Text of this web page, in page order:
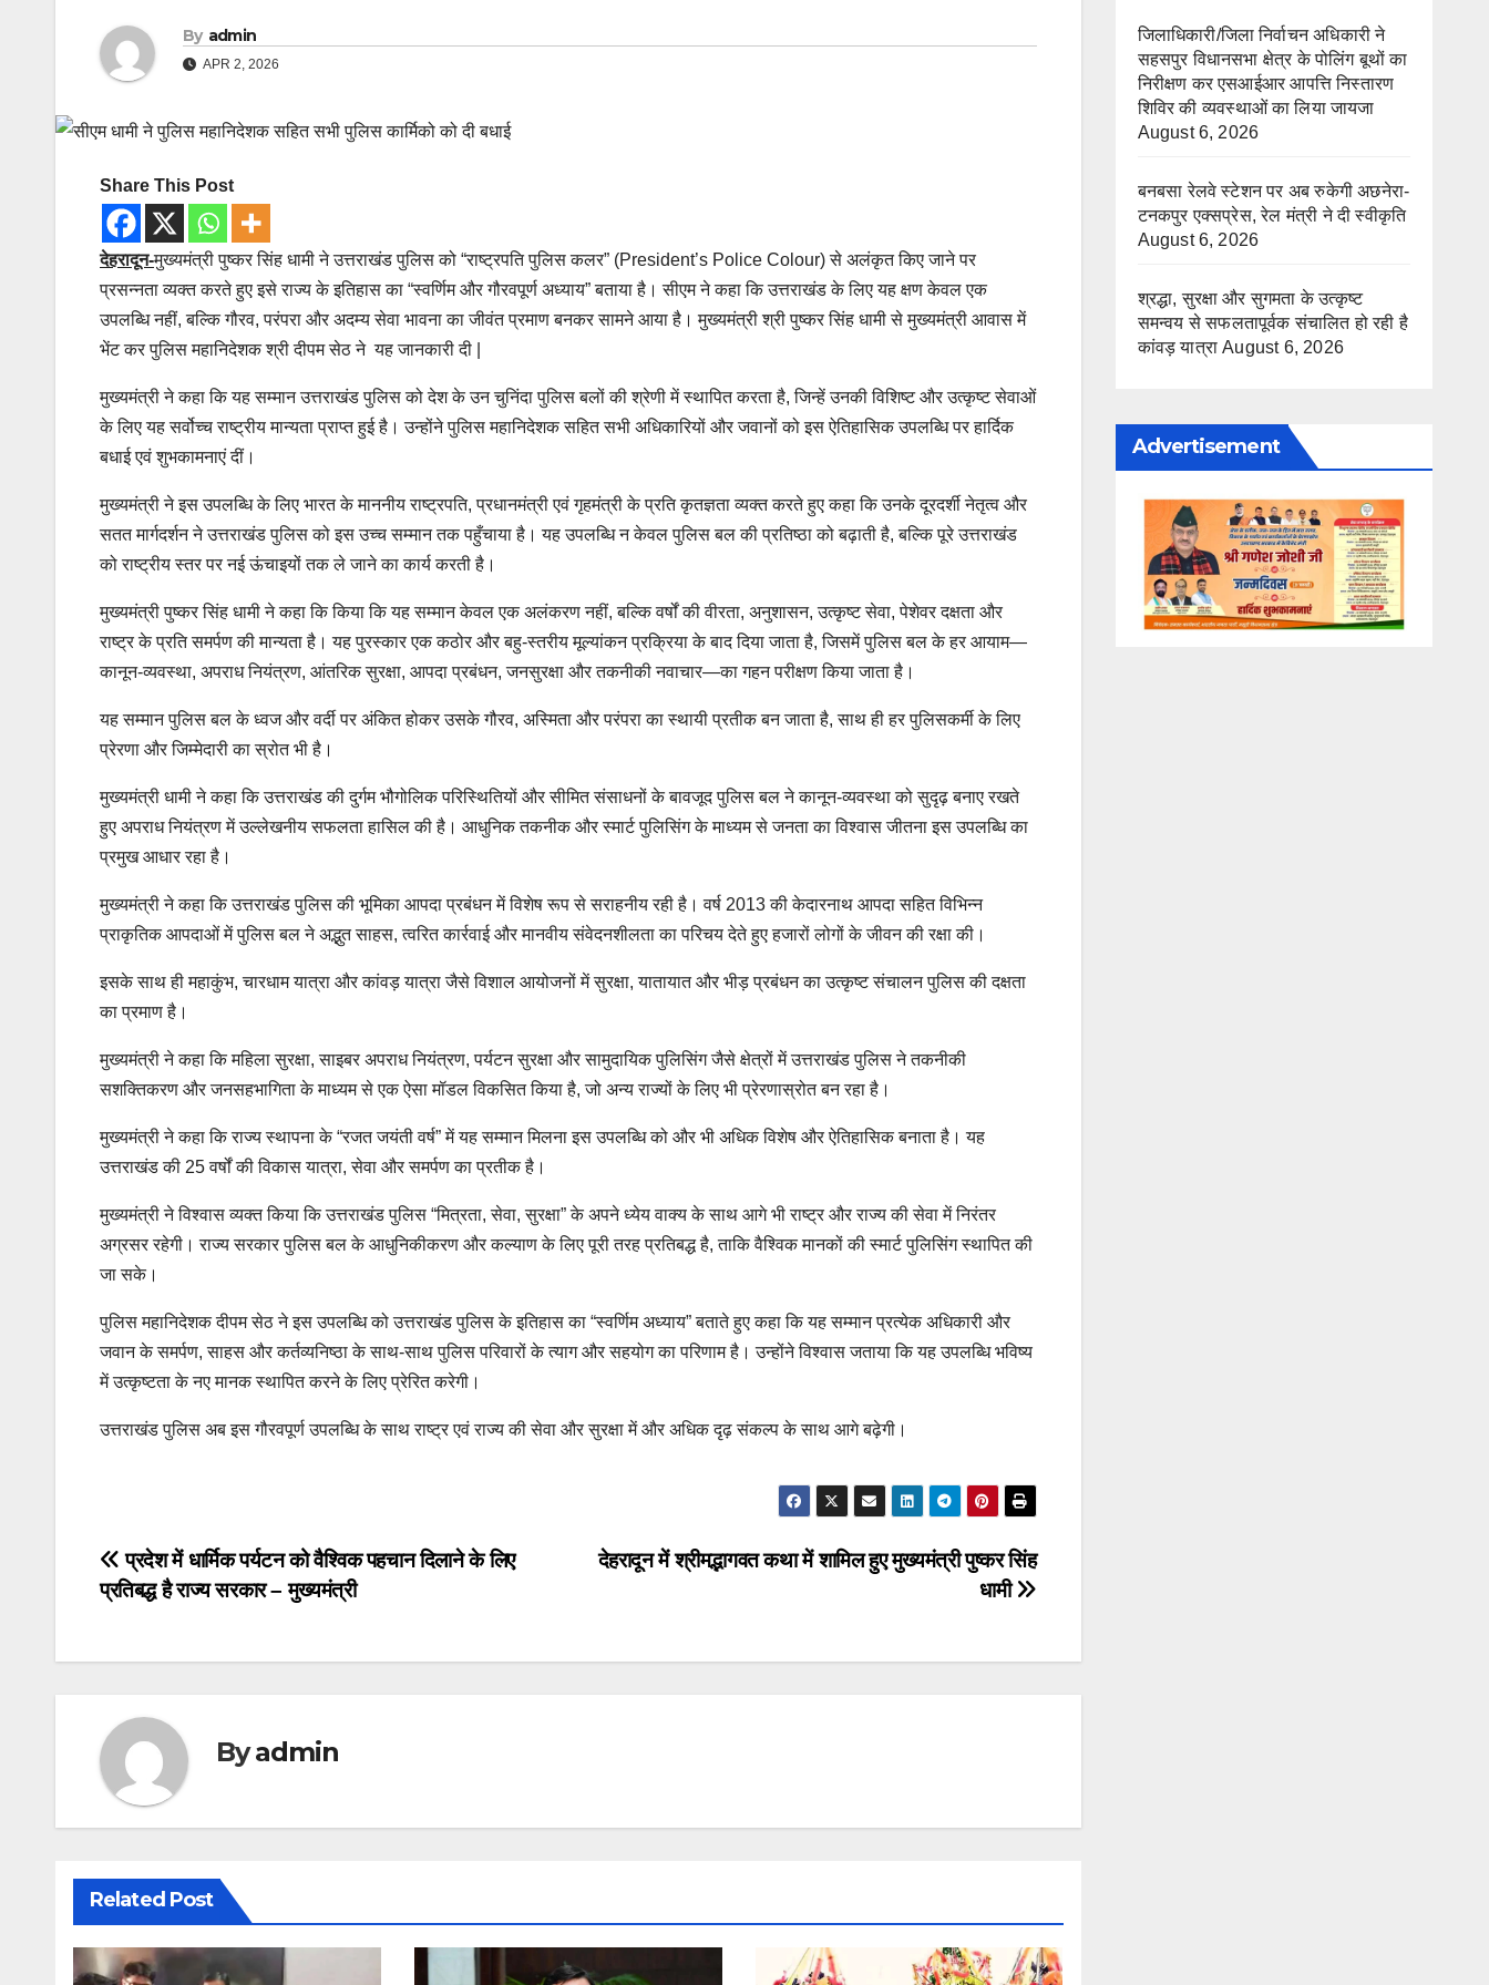
By admin
APR 2, 2026
Share This Post
देहरादून-मुख्यमंत्री पुष्कर सिंह धामी ने उत्तराखंड पुलिस को “राष्ट्रपति पुलिस कलर” (President’s Police Colour) से अलंकृत किए जाने पर
प्रसन्नता व्यक्त करते हुए इसे राज्य के इतिहास का “स्वर्णिम और गौरवपूर्ण अध्याय” बताया है। सीएम ने कहा कि उत्तराखंड के लिए यह क्षण केवल एक
उपलब्धि नहीं, बल्कि गौरव, परंपरा और अदम्य सेवा भावना का जीवंत प्रमाण बनकर सामने आया है। मुख्यमंत्री श्री पुष्कर सिंह धामी से मुख्यमंत्री आवास में
भेंट कर पुलिस महानिदेशक श्री दीपम सेठ ने यह जानकारी दी |
मुख्यमंत्री ने कहा कि यह सम्मान उत्तराखंड पुलिस को देश के उन चुनिंदा पुलिस बलों की श्रेणी में स्थापित करता है, जिन्हें उनकी विशिष्ट और उत्कृष्ट सेवाओं
के लिए यह सर्वोच्च राष्ट्रीय मान्यता प्राप्त हुई है। उन्होंने पुलिस महानिदेशक सहित सभी अधिकारियों और जवानों को इस ऐतिहासिक उपलब्धि पर हार्दिक
बधाई एवं शुभकामनाएं दीं।
मुख्यमंत्री ने इस उपलब्धि के लिए भारत के माननीय राष्ट्रपति, प्रधानमंत्री एवं गृहमंत्री के प्रति कृतज्ञता व्यक्त करते हुए कहा कि उनके दूरदर्शी नेतृत्व और
सतत मार्गदर्शन ने उत्तराखंड पुलिस को इस उच्च सम्मान तक पहुँचाया है। यह उपलब्धि न केवल पुलिस बल की प्रतिष्ठा को बढ़ाती है, बल्कि पूरे उत्तराखंड
को राष्ट्रीय स्तर पर नई ऊंचाइयों तक ले जाने का कार्य करती है।
मुख्यमंत्री पुष्कर सिंह धामी ने कहा कि किया कि यह सम्मान केवल एक अलंकरण नहीं, बल्कि वर्षों की वीरता, अनुशासन, उत्कृष्ट सेवा, पेशेवर दक्षता और
राष्ट्र के प्रति समर्पण की मान्यता है। यह पुरस्कार एक कठोर और बहु-स्तरीय मूल्यांकन प्रक्रिया के बाद दिया जाता है, जिसमें पुलिस बल के हर आयाम—
कानून-व्यवस्था, अपराध नियंत्रण, आंतरिक सुरक्षा, आपदा प्रबंधन, जनसुरक्षा और तकनीकी नवाचार—का गहन परीक्षण किया जाता है।
यह सम्मान पुलिस बल के ध्वज और वर्दी पर अंकित होकर उसके गौरव, अस्मिता और परंपरा का स्थायी प्रतीक बन जाता है, साथ ही हर पुलिसकर्मी के लिए
प्रेरणा और जिम्मेदारी का स्रोत भी है।
मुख्यमंत्री धामी ने कहा कि उत्तराखंड की दुर्गम भौगोलिक परिस्थितियों और सीमित संसाधनों के बावजूद पुलिस बल ने कानून-व्यवस्था को सुदृढ़ बनाए रखते
हुए अपराध नियंत्रण में उल्लेखनीय सफलता हासिल की है। आधुनिक तकनीक और स्मार्ट पुलिसिंग के माध्यम से जनता का विश्वास जीतना इस उपलब्धि का
प्रमुख आधार रहा है।
मुख्यमंत्री ने कहा कि उत्तराखंड पुलिस की भूमिका आपदा प्रबंधन में विशेष रूप से सराहनीय रही है। वर्ष 2013 की केदारनाथ आपदा सहित विभिन्न
प्राकृतिक आपदाओं में पुलिस बल ने अद्भुत साहस, त्वरित कार्रवाई और मानवीय संवेदनशीलता का परिचय देते हुए हजारों लोगों के जीवन की रक्षा की।
इसके साथ ही महाकुंभ, चारधाम यात्रा और कांवड़ यात्रा जैसे विशाल आयोजनों में सुरक्षा, यातायात और भीड़ प्रबंधन का उत्कृष्ट संचालन पुलिस की दक्षता
का प्रमाण है।
मुख्यमंत्री ने कहा कि महिला सुरक्षा, साइबर अपराध नियंत्रण, पर्यटन सुरक्षा और सामुदायिक पुलिसिंग जैसे क्षेत्रों में उत्तराखंड पुलिस ने तकनीकी
सशक्तिकरण और जनसहभागिता के माध्यम से एक ऐसा मॉडल विकसित किया है, जो अन्य राज्यों के लिए भी प्रेरणास्रोत बन रहा है।
मुख्यमंत्री ने कहा कि राज्य स्थापना के “रजत जयंती वर्ष” में यह सम्मान मिलना इस उपलब्धि को और भी अधिक विशेष और ऐतिहासिक बनाता है। यह
उत्तराखंड की 25 वर्षों की विकास यात्रा, सेवा और समर्पण का प्रतीक है।
मुख्यमंत्री ने विश्वास व्यक्त किया कि उत्तराखंड पुलिस “मित्रता, सेवा, सुरक्षा” के अपने ध्येय वाक्य के साथ आगे भी राष्ट्र और राज्य की सेवा में निरंतर
अग्रसर रहेगी। राज्य सरकार पुलिस बल के आधुनिकीकरण और कल्याण के लिए पूरी तरह प्रतिबद्ध है, ताकि वैश्विक मानकों की स्मार्ट पुलिसिंग स्थापित की
जा सके।
पुलिस महानिदेशक दीपम सेठ ने इस उपलब्धि को उत्तराखंड पुलिस के इतिहास का “स्वर्णिम अध्याय” बताते हुए कहा कि यह सम्मान प्रत्येक अधिकारी और
जवान के समर्पण, साहस और कर्तव्यनिष्ठा के साथ-साथ पुलिस परिवारों के त्याग और सहयोग का परिणाम है। उन्होंने विश्वास जताया कि यह उपलब्धि भविष्य
में उत्कृष्टता के नए मानक स्थापित करने के लिए प्रेरित करेगी।
उत्तराखंड पुलिस अब इस गौरवपूर्ण उपलब्धि के साथ राष्ट्र एवं राज्य की सेवा और सुरक्षा में और अधिक दृढ़ संकल्प के साथ आगे बढ़ेगी।
navigation
Post
navigation
देहरादून में श्रीमद्भागवत कथा में शामिल हुए मुख्यमंत्री पुष्कर सिंह
धामी
प्रदेश में धार्मिक पर्यटन को वैश्विक पहचान दिलाने के लिए
प्रतिबद्ध है राज्य सरकार – मुख्यमंत्री
Byadmin
Related Post
जिलाधिकारी/जिला निर्वाचन अधिकारी ने
सहसपुर विधानसभा क्षेत्र के पोलिंग बूथों का
निरीक्षण कर एसआईआर आपत्ति निस्तारण
शिविर की व्यवस्थाओं का लिया जायजा
August 6, 2026
बनबसा रेलवे स्टेशन पर अब रुकेगी अछनेरा-
टनकपुर एक्सप्रेस, रेल मंत्री ने दी स्वीकृति
August 6, 2026
श्रद्धा, सुरक्षा और सुगमता के उत्कृष्ट
समन्वय से सफलतापूर्वक संचालित हो रही है
कांवड़ यात्रा August 6, 2026
Advertisement